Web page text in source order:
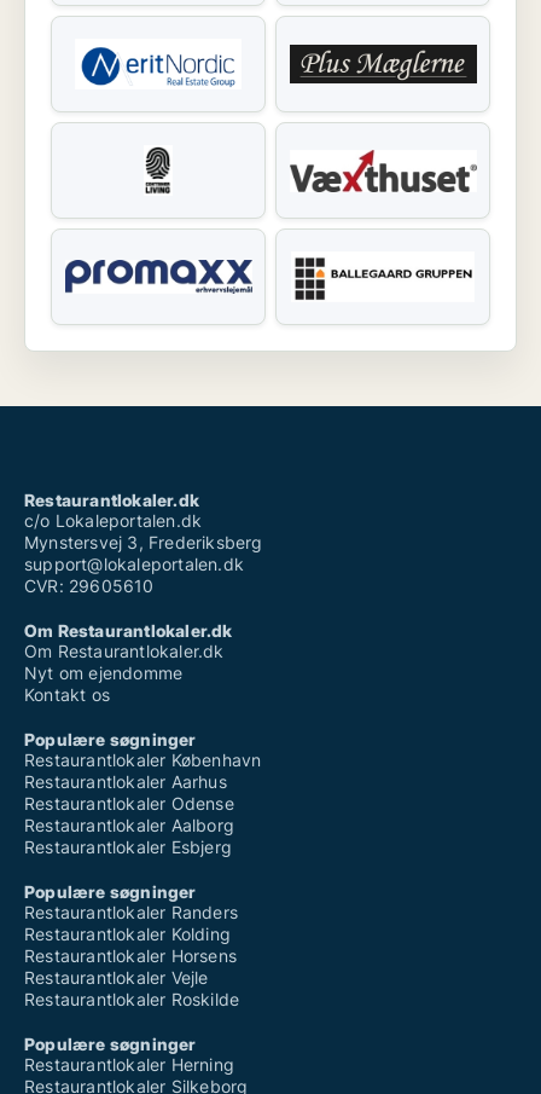
Restaurantlokaler.dk
c/o Lokaleportalen.dk
Mynstersvej 3, Frederiksberg
support@lokaleportalen.dk
CVR: 29605610
Om Restaurantlokaler.dk
Om Restaurantlokaler.dk
Nyt om ejendomme
Kontakt os
Populære søgninger
Restaurantlokaler København
Restaurantlokaler Aarhus
Restaurantlokaler Odense
Restaurantlokaler Aalborg
Restaurantlokaler Esbjerg
Populære søgninger
Restaurantlokaler Randers
Restaurantlokaler Kolding
Restaurantlokaler Horsens
Restaurantlokaler Vejle
Restaurantlokaler Roskilde
Populære søgninger
Restaurantlokaler Herning
Restaurantlokaler Silkeborg